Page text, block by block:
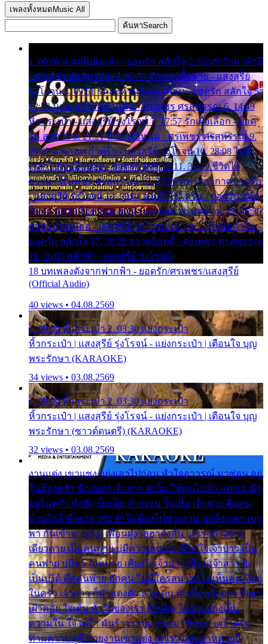
เพลงทั้งหมด Music All
ค้นหาSearch
1. 00:00 สามสิบยังแจ๋ว - ยอดรัก สลักใจ 2. 02:49 รักมาห้าปี
- ศรเพชร ศรสุพรรณ 3. 05:57 รักสาวเสื้อลาย - แสงสุรีย์
รุ่งโรจน์ 4. 09:51 รักสะท้านดินสะเทือน - ยอดรัก สลักใจ 5.
12:23 มอเตอร์ไซค์ทำหล่น - ศรเพชร ศรสุพรรณ 6. 14:49
หิ้วกระเป๋า - แสงสุรีย์ รุ่งโรจน์ 7. 17:57 รักเผื่อเลือก - ยอด
รัก สลักใจ 8. 21:21 น้ำตาไอ้หนุ่ม - ศรเพชร ศรสุพรรณ 9.
24:27 สามเณรกำพร้า - แสงสุรีย์ รุ่งโรจน์ 10. 28:08 ไม่มี
เวลาไปหาเมียน้อย - ยอดรัก สลักใจ 11. 31:29 ชีวิตไอ้
ธรรม - ศรเพชร ศรสุพรรณ 12. 35:26 ทหารอากาศขาดรัก
- แสงสุรีย์ รุ่งโรจน์ 13. 39:01 คนหัวใจโทรม - ยอดรัก สลัก
ใจ 14. 42:49 ไอ้หวังตายแน่ - ศรเพชร ศรสุพรรณ 15. 46:35
ธาตุแท้ของเธอ - แสงสุรีย์ รุ่งโรจน์ 16. 49:57 กำนันกำใน -
ยอดรัก สลักใจ 17. 52:29 สาวบริสุทธิ์ - ศรเพชร ศรสุพรรณ
18. 56:05 แต๋วจ๋า - แสงสุรีย์ รุ่งโรจน์
18 บทเพลงดังจากฟากฟ้า - ยอดรัก/ศรเพชร/แสงสุรีย์
(Official Audio)
40 views • 04.08.2569
1. 00:00 หิ้วกระเป๋า 2. 03:30 แย่งกระเป๋า
หิ้วกระเป๋า | แสงสุรีย์ รุ่งโรจน์ - แย่งกระเป๋า | เตือนใจ บุญ
พระรักษา (KARAOKE)
34 views • 03.08.2569
1. 00:00 หิ้วกระเป๋า 2. 03:30 แย่งกระเป๋า
หิ้วกระเป๋า | แสงสุรีย์ รุ่งโรจน์ - แย่งกระเป๋า | เตือนใจ บุญ
พระรักษา (ซาวด์ดนตรี) (KARAOKE)
32 views • 03.08.2569
งานแต่ง เขาแซง แย่งเอาไปก่อน หัวใจอาวรณ์ มาซ่อน อยู่
ในห้องครัว ข้างนอกเจ้าสาว ส่งยิ้ม ให้คนไปทั่ว แต่เรา เฝ้า
อยู่ในครัว ทำตัวเป็นเด็ก ล้างจาน ในเมื่อ เจ้าสาว คือคน
บ้านใกล้ พึ่งพาอาศัย จำใจ ต้องไปช่วยงาน พอถึงเวลา เขา
พา กันเข้าพาขวัญ เพื่อนฝูง เฮฮาดังลั่น แต่เราล้างจาน
เดียวดาย เป็นคนพ่าย บ่มีความหมาย เคียงใจเจ้าบ่าว เป็น
คนพ่าย บ่มีความหมาย เคียงใจเจ้าบ่าว เพื่อนเจ้าสาว ยัง
เป็นบ่ได้ คือคนพ่าย ฮักคน ไม่มีใครสน เขาไม่เห็นคน ที่อยู่
ในครัว เจ้าสาว ก็มัวแต่งตัว สวยเด่น นั่งเคียงเจ้าบ่าว ที่เขา
เฝ้าคอย ใจเต้น หัวใจของเรา ลำเค็ญ ใครจะมองเห็น
ความใน ใจ เศร้า มันร้าวระบม ต้องมาขื่นขม เศร้าตรม
ท่ามความสุขี ช่วยงานเขาแต่ง แต่เรา แล้งมาหลายปี